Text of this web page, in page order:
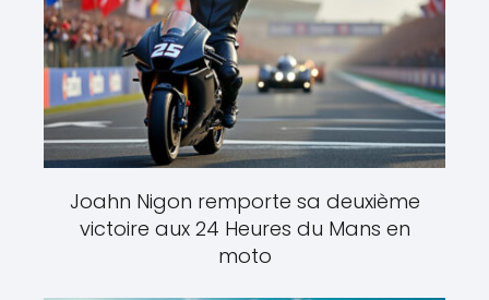
Joahn Nigon remporte sa deuxième
victoire aux 24 Heures du Mans en
moto